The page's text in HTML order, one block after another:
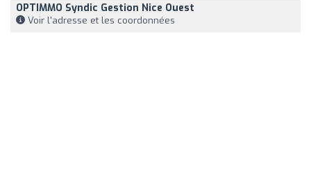
OPTIMMO Syndic Gestion Nice Ouest
Voir l'adresse et les coordonnées